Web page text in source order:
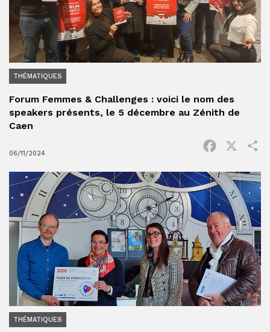
THÉMATIQUES
Forum Femmes & Challenges : voici le nom des
speakers présents, le 5 décembre au Zénith de
Caen
06/11/2024
Facebook
THÉMATIQUES